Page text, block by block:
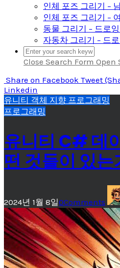
인체 포즈 그리기 –
인체 포즈 그리기 –
동물 그리기 – 드로
자동차 그리기 – 드
Close Search Form Open
Share on Facebook Tweet
Linkedin
유니티 객체 지향 프로그래밍
프로그래밍
유니티 C# 데
떤 것들이 있는
2024년 1월 8일0Comments